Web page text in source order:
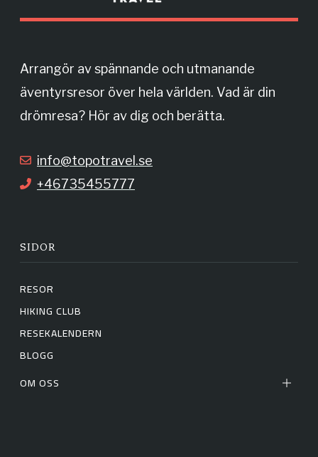
b
o
o
a
Arrangör av spännande och utmanande
äventyrsresor över hela världen. Vad är din
drömresa? Hör av dig och berätta.
info@topotravel.se
+46735455777
SIDOR
RESOR
HIKING CLUB
RESEKALENDERN
BLOGG
OM OSS